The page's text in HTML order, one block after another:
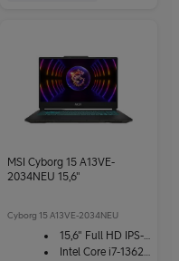
MSI Cyborg 15 A13VE-
2034NEU 15,6"
Cyborg 15 A13VE-2034NEU
15,6" Full HD IPS-näyttö
Intel Core i7-13620H